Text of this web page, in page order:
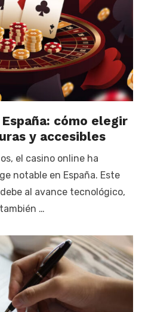
cómo elegir
y accesibles
el casino online ha
notable en España. Este
al avance tecnológico,
…